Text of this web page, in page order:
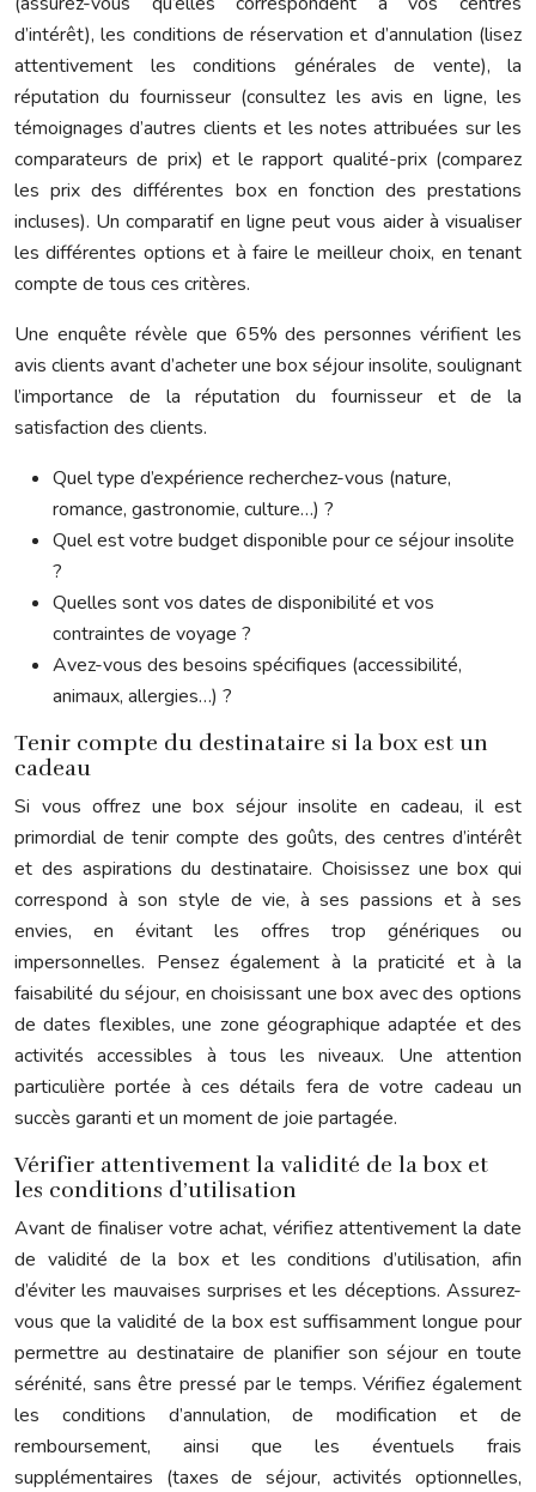
d’intérêt), les conditions de réservation et d’annulation (lisez
attentivement les conditions générales de vente), la
réputation du fournisseur (consultez les avis en ligne, les
témoignages d’autres clients et les notes attribuées sur les
comparateurs de prix) et le rapport qualité-prix (comparez
les prix des différentes box en fonction des prestations
incluses). Un comparatif en ligne peut vous aider à visualiser
les différentes options et à faire le meilleur choix, en tenant
compte de tous ces critères.
Une enquête révèle que 65% des personnes vérifient les
avis clients avant d’acheter une box séjour insolite, soulignant
l’importance de la réputation du fournisseur et de la
satisfaction des clients.
Quel type d’expérience recherchez-vous (nature,
romance, gastronomie, culture…) ?
Quel est votre budget disponible pour ce séjour insolite
?
Quelles sont vos dates de disponibilité et vos
contraintes de voyage ?
Avez-vous des besoins spécifiques (accessibilité,
animaux, allergies…) ?
Tenir compte du destinataire si la box est un
cadeau
Si vous offrez une box séjour insolite en cadeau, il est
primordial de tenir compte des goûts, des centres d’intérêt
et des aspirations du destinataire. Choisissez une box qui
correspond à son style de vie, à ses passions et à ses
envies, en évitant les offres trop génériques ou
impersonnelles. Pensez également à la praticité et à la
faisabilité du séjour, en choisissant une box avec des options
de dates flexibles, une zone géographique adaptée et des
activités accessibles à tous les niveaux. Une attention
particulière portée à ces détails fera de votre cadeau un
succès garanti et un moment de joie partagée.
Vérifier attentivement la validité de la box et
les conditions d’utilisation
Avant de finaliser votre achat, vérifiez attentivement la date
de validité de la box et les conditions d’utilisation, afin
d’éviter les mauvaises surprises et les déceptions. Assurez-
vous que la validité de la box est suffisamment longue pour
permettre au destinataire de planifier son séjour en toute
sérénité, sans être pressé par le temps. Vérifiez également
les conditions d’annulation, de modification et de
remboursement, ainsi que les éventuels frais
supplémentaires (taxes de séjour, activités optionnelles,